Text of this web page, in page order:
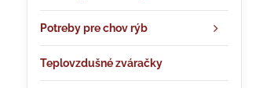
Potreby pre chov rýb
Teplovzdušné zváračky